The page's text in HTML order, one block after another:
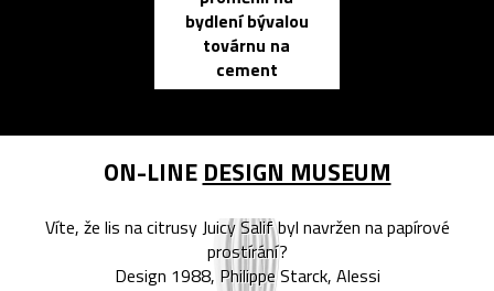
bydlení bývalou
továrnu na
cement
ON-LINE DESIGN MUSEUM
Víte, že lis na citrusy Juicy Salif byl navržen na papírové
prostírání?
Design 1988, Philippe Starck, Alessi